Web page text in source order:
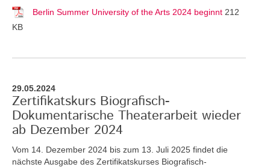
Berlin Summer University of the Arts 2024 beginnt 212
KB
29.05.2024
Zertifikatskurs Biografisch-
Dokumentarische Theaterarbeit wieder
ab Dezember 2024
Vom 14. Dezember 2024 bis zum 13. Juli 2025 findet die
nächste Ausgabe des Zertifikatskurses Biografisch-